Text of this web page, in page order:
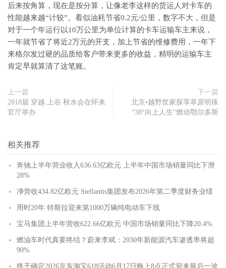
后来按角算，现在是按分算，让像老李这样的货运人对卡车的
性能越来越“计较”。看似油耗节省0.2元/公里，数字不大，但是
对于一个年运行以10万公里为单位计算的卡车运输车主来说，
一年就节省了将近2万元的开支，加上节省的维修费用，一年下
来格尔发过硬的品质给客户带来更多的收益，精明的运输车主
肯定早就算清了这笔账。
上一篇
2018届 穿越.上谷 秋水会在怀来
官厅举办
下一篇
北京•越野世家探享草原明珠
“38°向上人生”燃动鄂尔多斯
相关推荐
奔驰上半年营业收入636.63亿欧元 上半年中国市场销量同比下滑
28%
净营收434.82亿欧元 Stellantis集团发布2026年第二季度财务业绩
用时20年 特斯拉迎来第1000万辆纯电动车下线
宝马集团上半年营收622.66亿欧元 中国市场销量同比下降20.4%
燃油车时代真要终结？蔚来李斌：2030年新能源汽车渗透率将超
90%
终于确定2026京东淘宝618活动6月17日晚上8点正式迎来最后一波